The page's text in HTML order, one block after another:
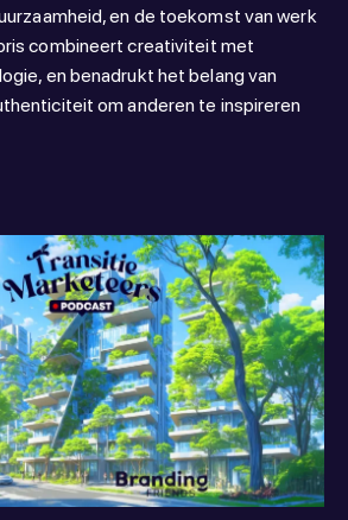
en de toekomst van werk
combineert creativiteit met
en benadrukt het belang van
om anderen te inspireren